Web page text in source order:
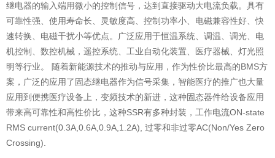
继电器的输入端用微小的控制信号，达到直接驱动大电流负载。具有
可靠性强、使用寿命长、灵敏度高、控制功率小、电磁兼容性好、快
速转换、电磁干扰小等优点。广泛应用于恒温系统、调温、调光、电
机控制、数控机械，遥控系统、工业自动化装置、医疗器械、灯光照
明等行业。 随着新能源技术的推动与应用，作为性价比最高的BMS方
案，广泛的应用了固态继电器作为信号采集，智能医疗的推广也大量
应用到便携医疗设备上，变频技术的新进，这种固态器件给设备应用
带来高可靠性和高性价比，这种SSR有多种封装，工作电流ON-state
RMS current(0.3A,0.6A,0.9A,1.2A), 过零和非过零AC(Non/Yes Zero
Crossing).